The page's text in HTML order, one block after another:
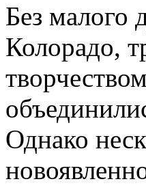
Без малого
Колорадо,
Однако